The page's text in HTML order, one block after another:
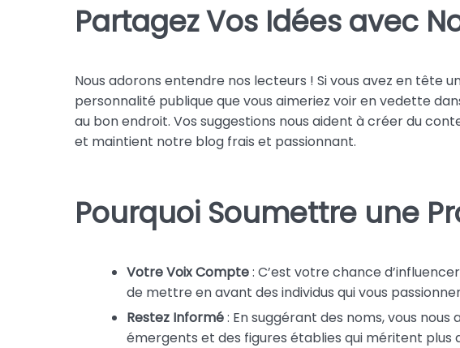
Partagez Vos Idées avec
Nous adorons entendre nos lecteurs ! Si vous avez en tête
personnalité publique que vous aimeriez voir en vedette
au bon endroit. Vos suggestions nous aident à créer du
et maintient notre blog frais et passionnant.
Pourquoi Soumettre une
Votre Voix Compte: C’est votre chance
de mettre en avant des individus qui vous
Restez Informé: En suggérant des noms, vous
émergents et des figures établies qui méritent plus